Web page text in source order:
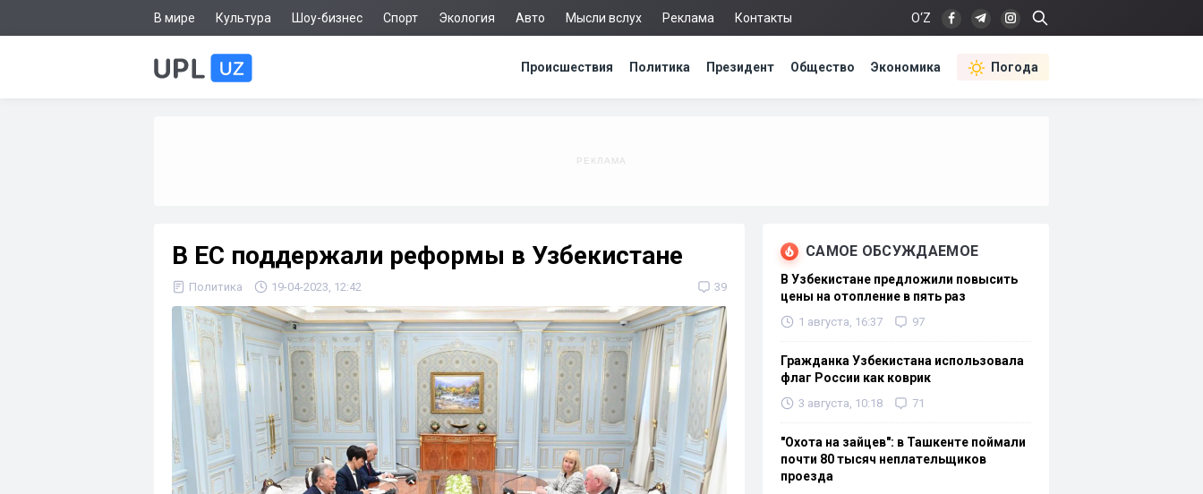
В мире Культура Шоу-бизнес Спорт Экология Авто Мысли вслух Реклама Контакты O‘Z
Происшествия Политика Президент Общество Экономика Погода
В ЕС поддержали реформы в Узбекистане
Политика 19-04-2023, 12:42 39
САМОЕ ОБСУЖДАЕМОЕ
В Узбекистане предложили повысить
цены на отопление в пять раз
1 августа, 16:37 97
Гражданка Узбекистана использовала
флаг России как коврик
3 августа, 10:18 71
"Охота на зайцев": в Ташкенте поймали
почти 80 тысяч неплательщиков
проезда